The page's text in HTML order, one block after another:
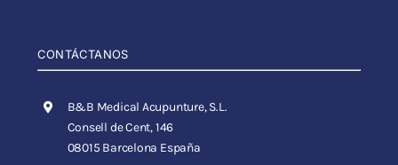
CONTÁCTANOS
B&B Medical Acupunture, S.L.
Consell de Cent, 146
08015 Barcelona España